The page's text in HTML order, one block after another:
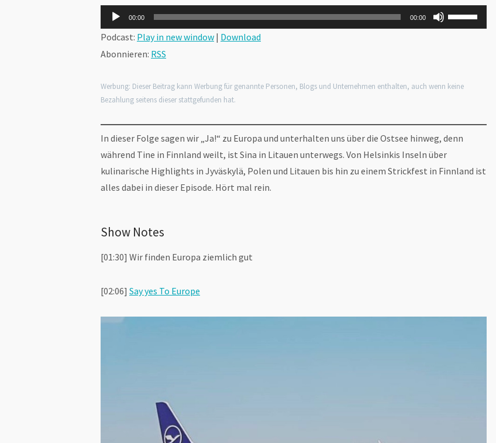
Audio-
Player
00:00 00:00
Hoch/Runter
benutzen,
regeln.
Podcast: Play in new window | Download
Abonnieren: RSS
Werbung: Dieser Beitrag kann Werbung für genannte Personen, Blogs und Unternehmen enthalten, auch wenn keine
Bezahlung seitens dieser stattgefunden hat.
In dieser Folge sagen wir „Ja!“ zu Europa und unterhalten uns über die Ostsee hinweg, denn
während Tine in Finnland weilt, ist Sina in Litauen unterwegs. Von Helsinkis Inseln über
kulinarische Highlights in Jyväskylä, Polen und Litauen bis hin zu einem Strickfest in Finnland ist
alles dabei in dieser Episode. Hört mal rein.
Show Notes
[01:30] Wir finden Europa ziemlich gut
[02:06] Say yes To Europe